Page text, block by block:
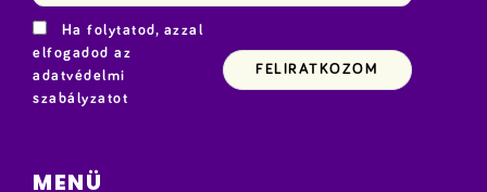
Ha folytatod, azzal
elfogadod az
adatvédelmi
szabályzatot
MENÜ